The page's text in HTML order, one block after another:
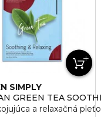
SHEET MASK
SIMPLY
GREEN TEA
a relaxačná